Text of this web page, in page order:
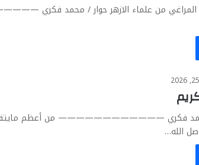
المراغي من علماء الازهر حوار / محمد
فكري ———————————— من أعظم مايتقرب
صل الله…